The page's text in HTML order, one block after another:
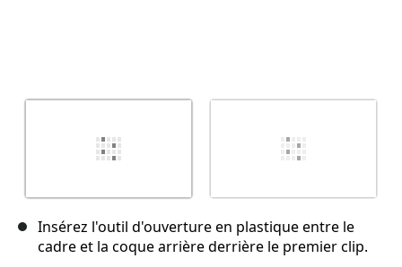
Insérez l'outil d'ouverture en plastique entre le
cadre et la coque arrière derrière le premier clip.